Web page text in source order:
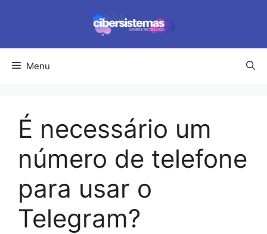
conteúdo
Menu
É necessário um
número de telefone
para usar o
Telegram?